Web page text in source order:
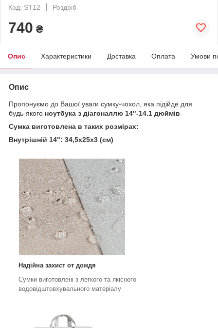
Код: ST12
Роздріб
740 ₴
Опис Характеристики Доставка Оплата Умови
Опис
Пропонуємо до Вашої уваги сумку-чохол, яка підійде для
будь-якого ноутбука з діагоналлю 14"-14.1 дюймів
Сумка виготовлена в таких розмірах:
Внутрішній 14": 34,5х25х3 (см)
Надійна захист от дождя
Сумки виготовлені з легкого та якісного
водовідштовхувального матеріалу